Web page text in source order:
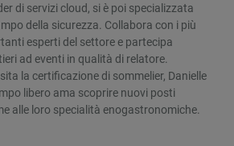
di servizi cloud, si è poi specializzata
della sicurezza. Collabora con i più
esperti del settore e partecipa
ad eventi in qualità di relatore.
la certificazione di sommelier, Danielle
libero ama scoprire nuovi posti
alle loro specialità enogastronomiche.